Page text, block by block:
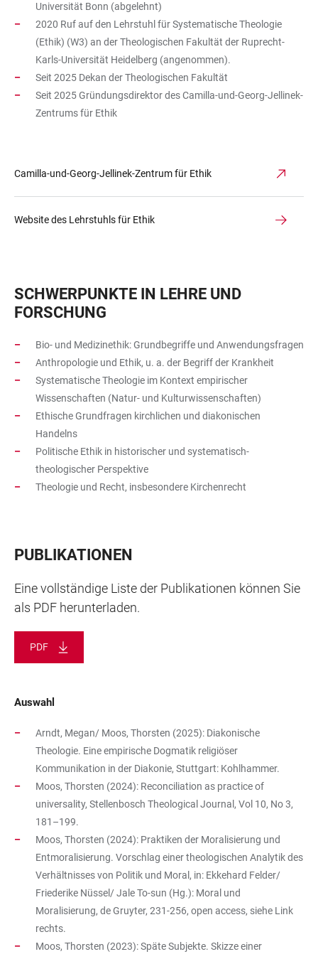
Universität Bonn (abgelehnt)
2020 Ruf auf den Lehrstuhl für Systematische Theologie
(Ethik) (W3) an der Theologischen Fakultät der Ruprecht-
Karls-Universität Heidelberg (angenommen).
Seit 2025 Dekan der Theologischen Fakultät
Seit 2025 Gründungsdirektor des Camilla-und-Georg-Jellinek-
Zentrums für Ethik
Camilla-und-Georg-Jellinek-Zentrum für Ethik
Website des Lehrstuhls für Ethik
SCHWERPUNKTE IN LEHRE UND
FORSCHUNG
Bio- und Medizinethik: Grundbegriffe und Anwendungsfragen
Anthropologie und Ethik, u. a. der Begriff der Krankheit
Systematische Theologie im Kontext empirischer
Wissenschaften (Natur- und Kulturwissenschaften)
Ethische Grundfragen kirchlichen und diakonischen
Handelns
Politische Ethik in historischer und systematisch-
theologischer Perspektive
Theologie und Recht, insbesondere Kirchenrecht
PUBLIKATIONEN
Eine vollständige Liste der Publikationen können Sie
als PDF herunterladen.
PDF
Auswahl
Arndt, Megan/ Moos, Thorsten (2025): Diakonische
Theologie. Eine empirische Dogmatik religiöser
Kommunikation in der Diakonie, Stuttgart: Kohlhammer.
Moos, Thorsten (2024): Reconciliation as practice of
universality, Stellenbosch Theological Journal, Vol 10, No 3,
181–199.
Moos, Thorsten (2024): Praktiken der Moralisierung und
Entmoralisierung. Vorschlag einer theologischen Analytik des
Verhältnisses von Politik und Moral, in: Ekkehard Felder/
Friederike Nüssel/ Jale To-sun (Hg.): Moral und
Moralisierung, de Gruyter, 231-256, open access, siehe Link
rechts.
Moos, Thorsten (2023): Späte Subjekte. Skizze einer